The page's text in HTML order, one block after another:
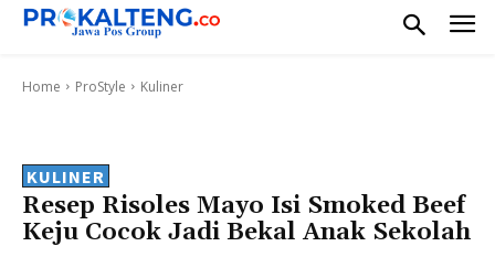
Home ProStyle Kuliner
KULINER
Resep Risoles Mayo Isi Smoked Beef
Keju Cocok Jadi Bekal Anak Sekolah